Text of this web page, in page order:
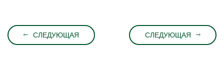
СЛЕДУЮЩАЯ СЛЕДУЮЩАЯ